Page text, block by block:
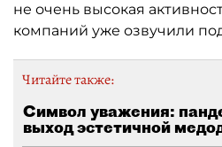
не очень высокая
компаний уже озвучили
Читайте также:
Символ уважения:
выход эстетичной